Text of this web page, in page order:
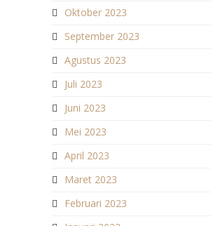
Oktober 2023
September 2023
Agustus 2023
Juli 2023
Juni 2023
Mei 2023
April 2023
Maret 2023
Februari 2023